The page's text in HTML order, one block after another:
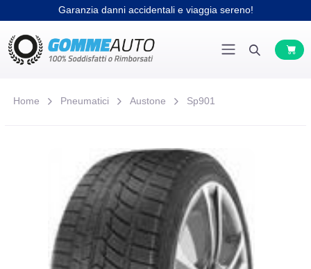
Garanzia danni accidentali e viaggia sereno!
Home Pneumatici Austone Sp901